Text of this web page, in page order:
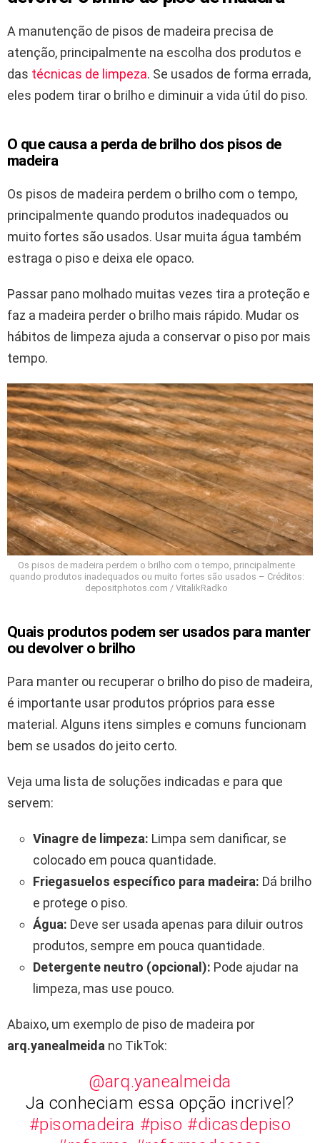
A manutenção de pisos de madeira precisa de
atenção, principalmente na escolha dos produtos e
das técnicas de limpeza. Se usados de forma errada,
eles podem tirar o brilho e diminuir a vida útil do piso.
O que causa a perda de brilho dos pisos de
madeira
Os pisos de madeira perdem o brilho com o tempo,
principalmente quando produtos inadequados ou
muito fortes são usados. Usar muita água também
estraga o piso e deixa ele opaco.
Passar pano molhado muitas vezes tira a proteção e
faz a madeira perder o brilho mais rápido. Mudar os
hábitos de limpeza ajuda a conservar o piso por mais
tempo.
Os pisos de madeira perdem o brilho com o tempo, principalmente
quando produtos inadequados ou muito fortes são usados – Créditos:
depositphotos.com / VitalikRadko
Quais produtos podem ser usados para manter
ou devolver o brilho
Para manter ou recuperar o brilho do piso de madeira,
é importante usar produtos próprios para esse
material. Alguns itens simples e comuns funcionam
bem se usados do jeito certo.
Veja uma lista de soluções indicadas e para que
servem:
Vinagre de limpeza: Limpa sem danificar, se
colocado em pouca quantidade.
Friegasuelos específico para madeira: Dá brilho
e protege o piso.
Água: Deve ser usada apenas para diluir outros
produtos, sempre em pouca quantidade.
Detergente neutro (opcional): Pode ajudar na
limpeza, mas use pouco.
Abaixo, um exemplo de piso de madeira por
arq.yanealmeida no TikTok:
@arq.yanealmeida
Ja conheciam essa opção incrivel?
#pisomadeira #piso #dicasdepiso